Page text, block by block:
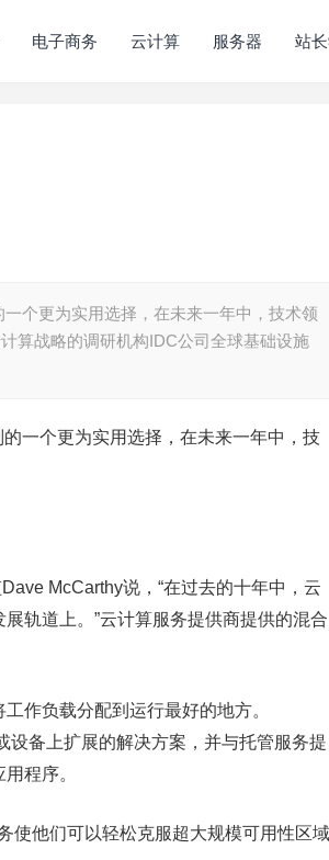
电子商务 云计算 服务器 站
个更为实用选择，在未来一年中，技术领
算战略的调研机构IDC公司全球基础设施
一个更为实用选择，在未来一年中，技
McCarthy说，“在过去的十年中，云
轨道上。”云计算服务提供商提供的混合
作负载分配到运行最好的地方。
设备上扩展的解决方案，并与托管服务提
程序。
使他们可以轻松克服超大规模可用性区域